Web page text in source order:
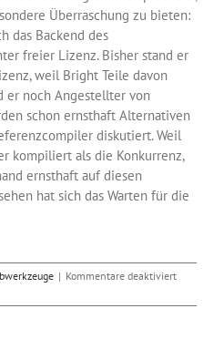
Überraschung zu bieten:
das Backend des
freier Lizenz. Bisher stand er
weil Bright Teile davon
er noch Angestellter von
schon ernsthaft Alternativen
diskutiert. Weil
kompiliert als die Konkurrenz,
ernsthaft auf diesen
hat sich das Warten für die
| Kommentare deaktiviertfür